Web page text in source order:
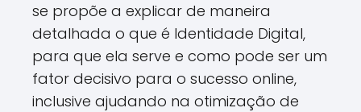
se propõe a explicar de maneira
detalhada o que é Identidade Digital,
para que ela serve e como pode ser um
fator decisivo para o sucesso online,
inclusive ajudando na otimização de